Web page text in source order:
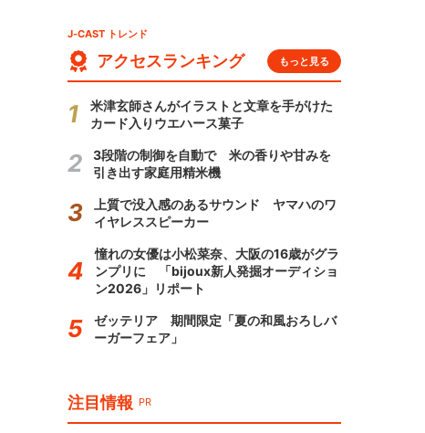
J-CAST トレンド
アクセスランキング もっと見る
米津玄師さんがイラストと文章を手がけた
カード入りウエハース菓子
3段階の制御を自動で 米の香りや甘みを
引き出す家庭用精米機
上質で没入感のあるサウンド ヤマハのワ
イヤレススピーカー
憧れの女優は小松菜奈、大阪の16歳がグラ
ンプリに 「bijoux新人発掘オーディショ
ン2026」リポート
ゼッテリア 期間限定「夏の和風おろしバ
ーガーフェア」
注目情報 PR